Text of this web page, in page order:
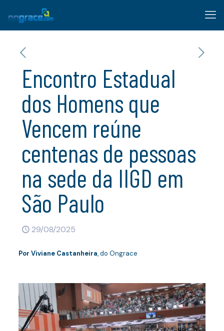
Encontro Estadual
dos Homens que
Vencem reúne
centenas de pessoas
na sede da IIGD em
São Paulo
29/08/2025
Por Viviane Castanheira, do Ongrace